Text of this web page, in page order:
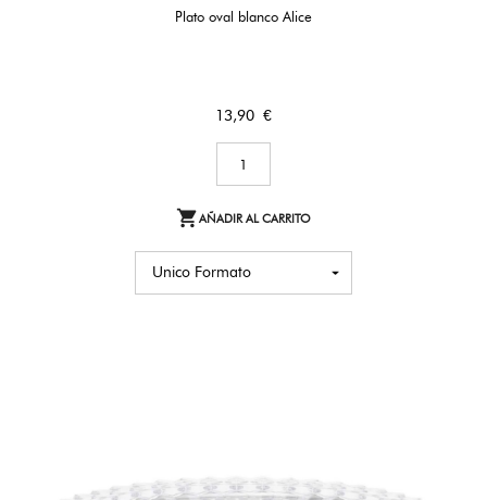
Plato oval blanco Alice
Precio
13,90 €
AÑADIR AL CARRITO